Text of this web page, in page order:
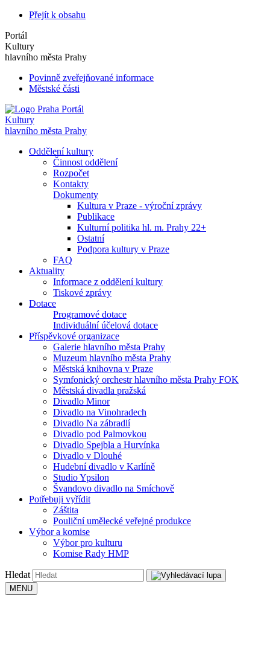
Přejít k obsahu
Portál
Kultury
hlavního města Prahy
Povinně zveřejňované informace
Městské části
Portál
Kultury
hlavního města Prahy
Oddělení kultury
Činnost oddělení
Rozpočet
Kontakty
Dokumenty
Kultura v Praze - výroční zprávy
Publikace
Kulturní politika hl. m. Prahy 22+
Ostatní
Podpora kultury v Praze
FAQ
Aktuality
Informace z oddělení kultury
Tiskové zprávy
Dotace
Programové dotace
Individuální účelová dotace
Příspěvkové organizace
Galerie hlavního města Prahy
Muzeum hlavního města Prahy
Městská knihovna v Praze
Symfonický orchestr hlavního města Prahy FOK
Městská divadla pražská
Divadlo Minor
Divadlo na Vinohradech
Divadlo Na zábradlí
Divadlo pod Palmovkou
Divadlo Spejbla a Hurvínka
Divadlo v Dlouhé
Hudební divadlo v Karlíně
Studio Ypsilon
Švandovo divadlo na Smíchově
Potřebuji vyřídit
Záštita
Pouliční umělecké veřejné produkce
Výbor a komise
Výbor pro kulturu
Komise Rady HMP
Hledat
MENU